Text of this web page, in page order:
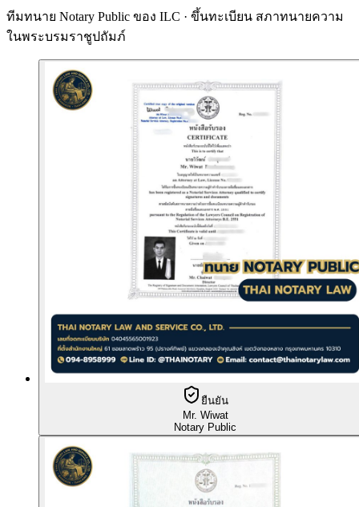
ทีมทนาย Notary Public ของ ILC · ขึ้นทะเบียน สภาทนายความ
ในพระบรมราชูปถัมภ์
ยืนยัน
Mr. Wiwat
Notary Public